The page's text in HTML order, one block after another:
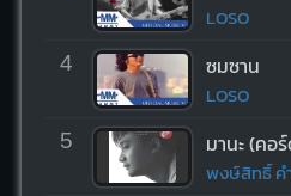
LOSO
4 ซมซาน
LOSO
5 มานะ (คอ
พงษ์สิทธิ์ ค